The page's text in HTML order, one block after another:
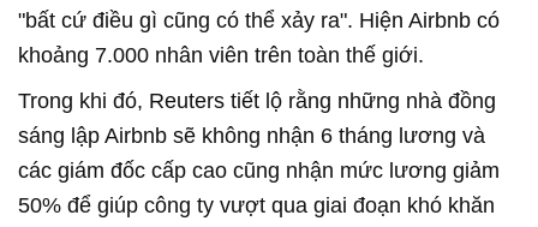
"bất cứ điều gì cũng có thể xảy ra". Hiện Airbnb có
khoảng 7.000 nhân viên trên toàn thế giới.
Trong khi đó, Reuters tiết lộ rằng những nhà đồng
sáng lập Airbnb sẽ không nhận 6 tháng lương và
các giám đốc cấp cao cũng nhận mức lương giảm
50% để giúp công ty vượt qua giai đoạn khó khăn